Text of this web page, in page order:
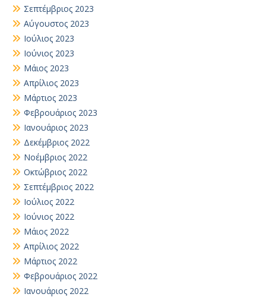
Σεπτέμβριος 2023
Αύγουστος 2023
Ιούλιος 2023
Ιούνιος 2023
Μάιος 2023
Απρίλιος 2023
Μάρτιος 2023
Φεβρουάριος 2023
Ιανουάριος 2023
Δεκέμβριος 2022
Νοέμβριος 2022
Οκτώβριος 2022
Σεπτέμβριος 2022
Ιούλιος 2022
Ιούνιος 2022
Μάιος 2022
Απρίλιος 2022
Μάρτιος 2022
Φεβρουάριος 2022
Ιανουάριος 2022